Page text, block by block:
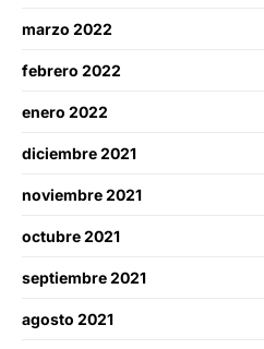
marzo 2022
febrero 2022
enero 2022
diciembre 2021
noviembre 2021
octubre 2021
septiembre 2021
agosto 2021